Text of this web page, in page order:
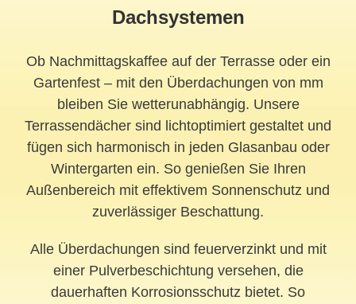
Dachsystemen
Ob Nachmittagskaffee auf der Terrasse oder ein
Gartenfest – mit den Überdachungen von mm
bleiben Sie wetterunabhängig. Unsere
Terrassendächer sind lichtoptimiert gestaltet und
fügen sich harmonisch in jeden Glasanbau oder
Wintergarten ein. So genießen Sie Ihren
Außenbereich mit effektivem Sonnenschutz und
zuverlässiger Beschattung.
Alle Überdachungen sind feuerverzinkt und mit
einer Pulverbeschichtung versehen, die
dauerhaften Korrosionsschutz bietet. So